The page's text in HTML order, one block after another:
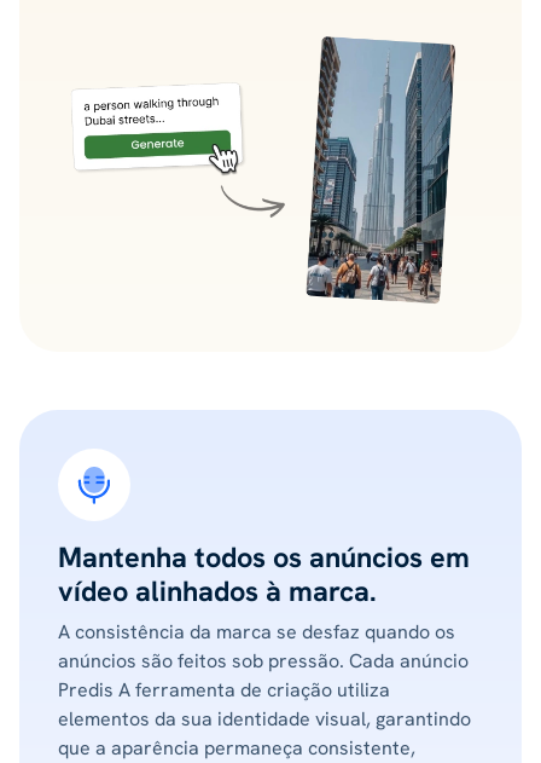
Mantenha todos os anúncios em
vídeo alinhados à marca.
A consistência da marca se desfaz quando os
anúncios são feitos sob pressão. Cada anúncio
Predis A ferramenta de criação utiliza
elementos da sua identidade visual, garantindo
que a aparência permaneça consistente,